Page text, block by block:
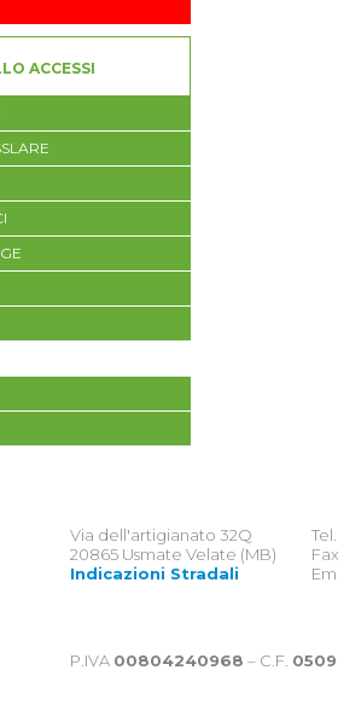
ACCESSI
Via dell'artigianato 32Q
20865 Usmate Velate (MB)
Indicazioni Stradali
Tel.
P.IVA 00804240968 – C.F.